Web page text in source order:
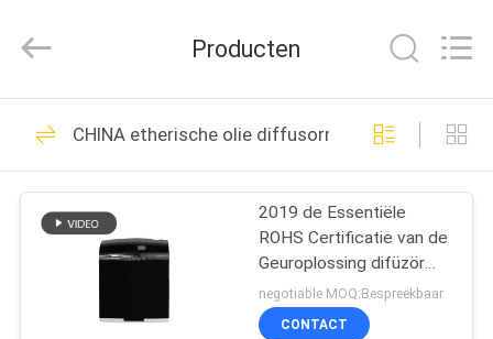
HUIS
PRODUCTEN
VIDEOS
Online
Market.
Reserved.
De Machine van de
aromaverspreider
53
Producten
CHINA etherische olie diffusormachine
2019 de Essentiële
ROHS Certificatie van de
Geuroplossing difüzör
voor Detailhandel
negotiable MOQ:Bespreekbaar
CONTACT